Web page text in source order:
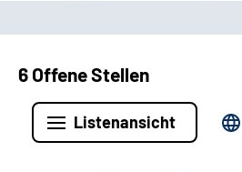
6 Offene Stellen
Listenansicht